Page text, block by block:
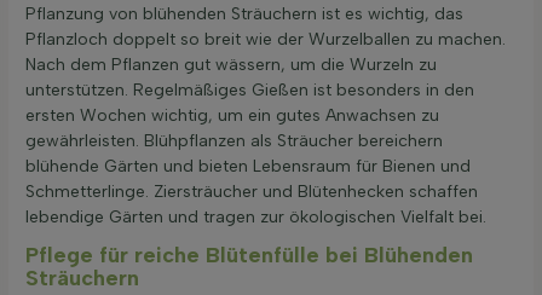
Pflanzung von blühenden Sträuchern ist es wichtig, das
Pflanzloch doppelt so breit wie der Wurzelballen zu machen.
Nach dem Pflanzen gut wässern, um die Wurzeln zu
unterstützen. Regelmäßiges Gießen ist besonders in den
ersten Wochen wichtig, um ein gutes Anwachsen zu
gewährleisten. Blühpflanzen als Sträucher bereichern
blühende Gärten und bieten Lebensraum für Bienen und
Schmetterlinge. Ziersträucher und Blütenhecken schaffen
lebendige Gärten und tragen zur ökologischen Vielfalt bei.
Pflege für reiche Blütenfülle bei Blühenden
Sträuchern